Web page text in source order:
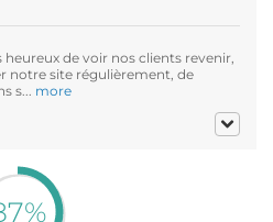
de voir nos clients revenir,
notre site régulièrement, de
s... more